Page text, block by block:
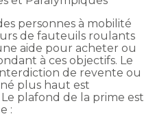
personnes à mobilité
de fauteuils roulants
aide pour acheter ou
à ces objectifs. Le
de revente ou
plus haut est
plafond de la prime est
: